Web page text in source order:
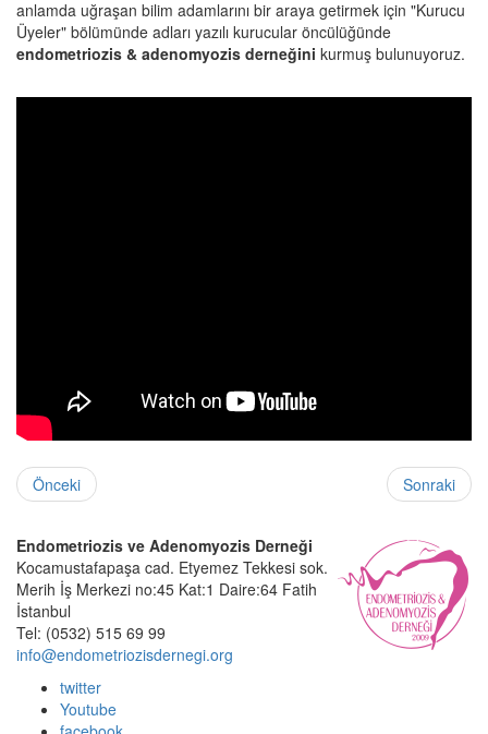
anlamda uğraşan bilim adamlarını bir araya getirmek için "Kurucu
Üyeler" bölümünde adları yazılı kurucular öncülüğünde
endometriozis & adenomyozis derneğini kurmuş bulunuyoruz.
Önceki Sonraki
Endometriozis ve Adenomyozis Derneği
Kocamustafapaşa cad. Etyemez Tekkesi sok.
Merih İş Merkezi no:45 Kat:1 Daire:64 Fatih
İstanbul
Tel: (0532) 515 69 99
info@endometriozisdernegi.org
twitter
Youtube